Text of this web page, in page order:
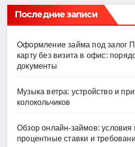
Последние записи
Оформление займа под залог
карту без визита в офис:
документы
Музыка ветра: устройство и
колокольчиков
Обзор онлайн-займов: условия
процентные ставки и